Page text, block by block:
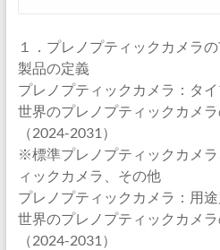
１．プレノプティックカメラ
製品の定義
プレノプティックカメラ：タ
世界のプレノプティックカメ
（2024-2031）
※標準プレノプティックカメ
ィックカメラ、その他
プレノプティックカメラ：用
世界のプレノプティックカメ
（2024-2031）